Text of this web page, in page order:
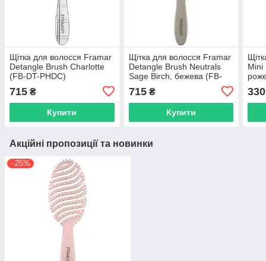
Щітка для волосся Framar
Detangle Brush Charlotte
(FB-DT-PHDC)
715 ₴
Купити
Щітка для волосся Framar
Detangle Brush Neutrals
Sage Birch, бежева (FB-
715₴
Купити
Mini
330
Акційні пропозиції та новинки
–25%